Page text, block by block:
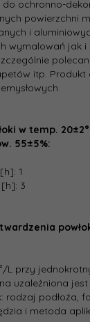
ochronno-
powierzchni
i
wymalowań jak
itp.
w temp.
55±5%:
1
3
L przy
uzależniona jest
rodzaj podłoża,
i metoda